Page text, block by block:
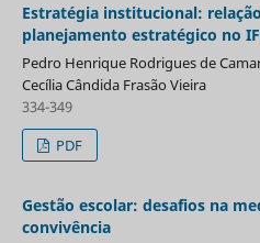
Estratégia institucional:
planejamento estratégico no
Pedro Henrique Rodrigues de
Cecília Cândida Frasão Vieira
334-349
PDF
Gestão escolar: desafios na
convivência